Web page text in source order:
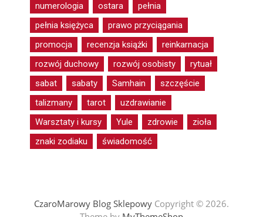
numerologia
ostara
pełnia
pełnia księżyca
prawo przyciągania
promocja
recenzja książki
reinkarnacja
rozwój duchowy
rozwój osobisty
rytuał
sabat
sabaty Samhain
szczęście
talizmany
tarot
uzdrawianie
Warsztaty i kursy
Yule zdrowie
zioła
znaki zodiaku
świadomość
CzaroMarowy Blog SklepowyCopyright © 2026.